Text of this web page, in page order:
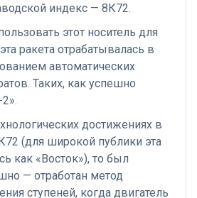
индекс — 8К72.
этот носитель для
ракета отрабатывалась в
автоматических
Таких, как успешно
достижениях в
(для широкой публики эта
как «Восток»), то был
— отработан метод
ступеней, когда двигатель